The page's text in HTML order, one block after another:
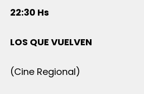
22:30 Hs
LOS QUE VUELVEN
(Cine Regional)